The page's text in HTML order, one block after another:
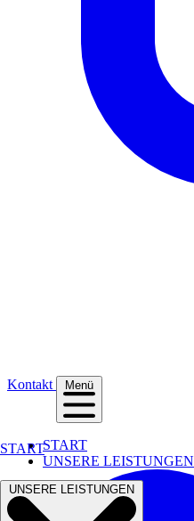
Kontakt Menü
START
UNSERE LEISTUNGEN
START
UNSERE LEISTUNGEN